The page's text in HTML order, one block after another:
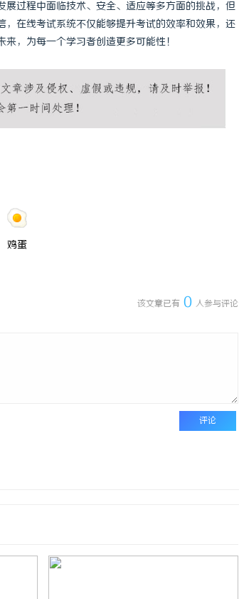
过程中面临技术、安全、适应等多方面的挑战，但
在线考试系统不仅能够提升考试的效率和效果，还
，为每一个学习者创造更多可能性！
鸡蛋
该文章已有 0 人参与评论
评论